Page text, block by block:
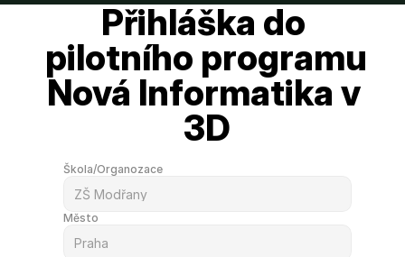
Přihláška do
pilotního programu
Nová Informatika v
3D
Škola/Organozace
Město